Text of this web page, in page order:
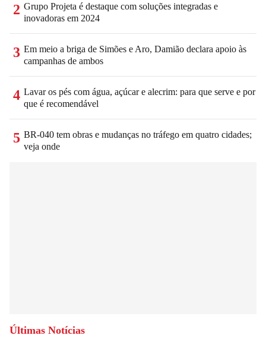
2 Grupo Projeta é destaque com soluções integradas e
inovadoras em 2024
3 Em meio a briga de Simões e Aro, Damião declara apoio às
campanhas de ambos
4 Lavar os pés com água, açúcar e alecrim: para que serve e por
que é recomendável
5 BR-040 tem obras e mudanças no tráfego em quatro cidades;
veja onde
Últimas Notícias